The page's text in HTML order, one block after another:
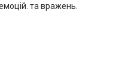
та вражень.